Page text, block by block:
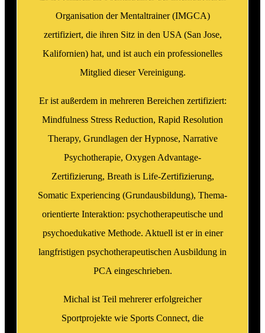
Organisation der Mentaltrainer (IMGCA)
zertifiziert, die ihren Sitz in den USA (San Jose,
Kalifornien) hat, und ist auch ein professionelles
Mitglied dieser Vereinigung.
Er ist außerdem in mehreren Bereichen zertifiziert:
Mindfulness Stress Reduction, Rapid Resolution
Therapy, Grundlagen der Hypnose, Narrative
Psychotherapie, Oxygen Advantage-
Zertifizierung, Breath is Life-Zertifizierung,
Somatic Experiencing (Grundausbildung), Thema-
orientierte Interaktion: psychotherapeutische und
psychoedukative Methode. Aktuell ist er in einer
langfristigen psychotherapeutischen Ausbildung in
PCA eingeschrieben.
Michal ist Teil mehrerer erfolgreicher
Sportprojekte wie Sports Connect, die